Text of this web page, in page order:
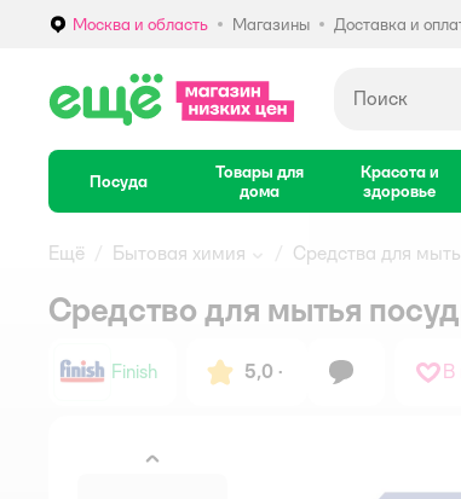
Выбор адреса доставки.
Москва и область Магазины Доставка и
Посуда
Товары для
дома
Красота и
здоровье
Ещё Бытовая химия Средства для
назад
Средство для мытья
Finish 5,0 · В